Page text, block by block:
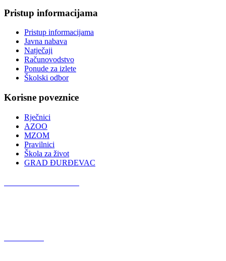
Pristup informacijama
Pristup informacijama
Javna nabava
Natječaji
Računovodstvo
Ponude za izlete
Školski odbor
Korisne poveznice
Rječnici
AZOO
MZOM
Pravilnici
Škola za život
GRAD ĐURĐEVAC